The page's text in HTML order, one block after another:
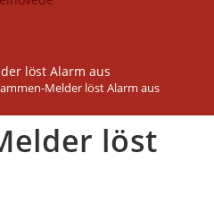
löst Alarm aus
Melder löst Alarm aus
löst